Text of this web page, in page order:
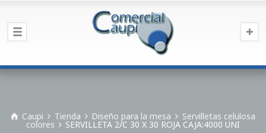
Caupi Tienda Diseño para la mesa Servilletas celulosa
colores SERVILLETA 2/C 30 X 30 ROJA CAJA:4000 UNI